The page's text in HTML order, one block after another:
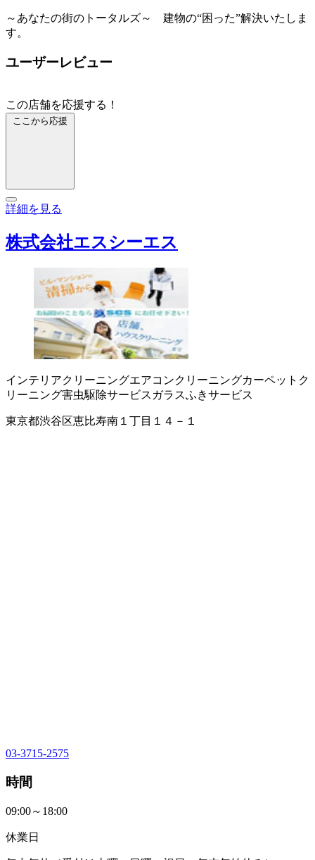
～あなたの街のトータルズ～ 建物の“困った”解決いたしま
す。
ユーザーレビュー
この店舗を応援する！
ここから応援
詳細を見る
株式会社エスシーエス
インテリアクリーニングエアコンクリーニングカーペットク
リーニング害虫駆除サービス ガラスふきサービス
東京都渋谷区恵比寿南１丁目１４－１
03-3715-2575
時間
09:00～18:00
休業日